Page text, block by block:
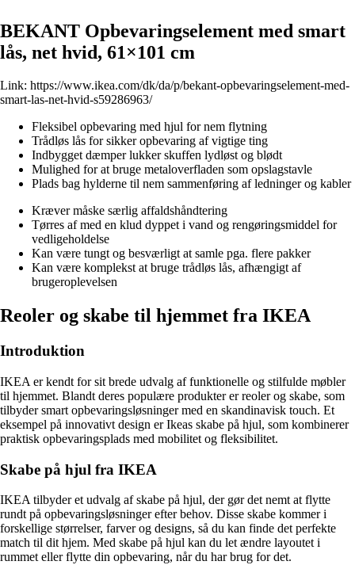
BEKANT Opbevaringselement med smart
lås, net hvid, 61×101 cm
Link: https://www.ikea.com/dk/da/p/bekant-opbevaringselement-med-
smart-las-net-hvid-s59286963/
Fleksibel opbevaring med hjul for nem flytning
Trådløs lås for sikker opbevaring af vigtige ting
Indbygget dæmper lukker skuffen lydløst og blødt
Mulighed for at bruge metaloverfladen som opslagstavle
Plads bag hylderne til nem sammenføring af ledninger og kabler
Kræver måske særlig affaldshåndtering
Tørres af med en klud dyppet i vand og rengøringsmiddel for
vedligeholdelse
Kan være tungt og besværligt at samle pga. flere pakker
Kan være komplekst at bruge trådløs lås, afhængigt af
brugeroplevelsen
Reoler og skabe til hjemmet fra IKEA
Introduktion
IKEA er kendt for sit brede udvalg af funktionelle og stilfulde møbler
til hjemmet. Blandt deres populære produkter er reoler og skabe, som
tilbyder smart opbevaringsløsninger med en skandinavisk touch. Et
eksempel på innovativt design er Ikeas skabe på hjul, som kombinerer
praktisk opbevaringsplads med mobilitet og fleksibilitet.
Skabe på hjul fra IKEA
IKEA tilbyder et udvalg af skabe på hjul, der gør det nemt at flytte
rundt på opbevaringsløsninger efter behov. Disse skabe kommer i
forskellige størrelser, farver og designs, så du kan finde det perfekte
match til dit hjem. Med skabe på hjul kan du let ændre layoutet i
rummet eller flytte din opbevaring, når du har brug for det.